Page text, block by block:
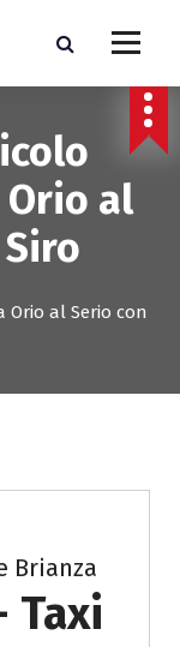
al
Orio al Serio con
Brianza
Taxi